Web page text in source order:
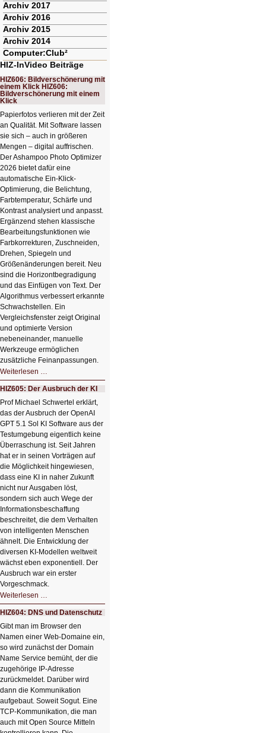
Archiv 2017
Archiv 2016
Archiv 2015
Archiv 2014
Computer:Club²
HIZ-InVideo Beiträge
HIZ606: Bildverschönerung mit
einem Klick HIZ606:
Bildverschönerung mit einem
Klick
Papierfotos verlieren mit der Zeit
an Qualität. Mit Software lassen
sie sich – auch in größeren
Mengen – digital auffrischen.
Der Ashampoo Photo Optimizer
2026 bietet dafür eine
automatische Ein-Klick-
Optimierung, die Belichtung,
Farbtemperatur, Schärfe und
Kontrast analysiert und anpasst.
Ergänzend stehen klassische
Bearbeitungsfunktionen wie
Farbkorrekturen, Zuschneiden,
Drehen, Spiegeln und
Größenänderungen bereit. Neu
sind die Horizontbegradigung
und das Einfügen von Text. Der
Algorithmus verbessert erkannte
Schwachstellen. Ein
Vergleichsfenster zeigt Original
und optimierte Version
nebeneinander, manuelle
Werkzeuge ermöglichen
zusätzliche Feinanpassungen.
Weiterlesen …
Bildverschönerung
mit
einem
Klick
HIZ606:
Bildverschönerung
mit
einem
Klick
HIZ605: Der Ausbruch der KI
Prof Michael Schwertel erklärt,
das der Ausbruch der OpenAI
GPT 5.1 Sol KI Software aus der
Testumgebung eigentlich keine
Überraschung ist. Seit Jahren
hat er in seinen Vorträgen auf
die Möglichkeit hingewiesen,
dass eine KI in naher Zukunft
nicht nur Ausgaben löst,
sondern sich auch Wege der
Informationsbeschaffung
beschreitet, die dem Verhalten
von intelligenten Menschen
ähnelt. Die Entwicklung der
diversen KI-Modellen weltweit
wächst eben exponentiell. Der
Ausbruch war ein erster
Vorgeschmack.
Weiterlesen …
Der
Ausbruch
der
KI
HIZ604: DNS und Datenschutz
Gibt man im Browser den
Namen einer Web-Domaine ein,
so wird zunächst der Domain
Name Service bemüht, der die
zugehörige IP-Adresse
zurückmeldet. Darüber wird
dann die Kommunikation
aufgebaut. Soweit Sogut. Eine
TCP-Kommunikation, die man
auch mit Open Source Mitteln